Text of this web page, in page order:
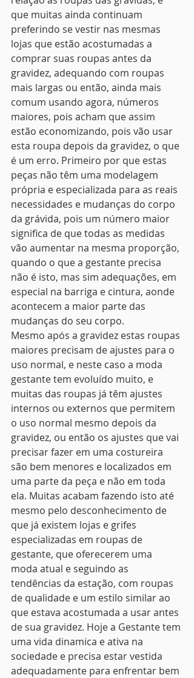
que muitas ainda continuam
preferindo se vestir nas mesmas
lojas que estão acostumadas a
comprar suas roupas antes da
gravidez, adequando com roupas
mais largas ou então, ainda mais
comum usando agora, números
maiores, pois acham que assim
estão economizando, pois vão usar
esta roupa depois da gravidez, o que
é um erro. Primeiro por que estas
peças não têm uma modelagem
própria e especializada para as reais
necessidades e mudanças do corpo
da grávida, pois um número maior
significa de que todas as medidas
vão aumentar na mesma proporção,
quando o que a gestante precisa
não é isto, mas sim adequações, em
especial na barriga e cintura, aonde
acontecem a maior parte das
mudanças do seu corpo.
Mesmo após a gravidez estas roupas
maiores precisam de ajustes para o
uso normal, e neste caso a moda
gestante tem evoluído muito, e
muitas das roupas já têm ajustes
internos ou externos que permitem
o uso normal mesmo depois da
gravidez, ou então os ajustes que vai
precisar fazer em uma costureira
são bem menores e localizados em
uma parte da peça e não em toda
ela. Muitas acabam fazendo isto até
mesmo pelo desconhecimento de
que já existem lojas e grifes
especializadas em roupas de
gestante, que oferecerem uma
moda atual e seguindo as
tendências da estação, com roupas
de qualidade e um estilo similar ao
que estava acostumada a usar antes
de sua gravidez. Hoje a Gestante tem
uma vida dinamica e ativa na
sociedade e precisa estar vestida
adequadamente para enfrentar bem